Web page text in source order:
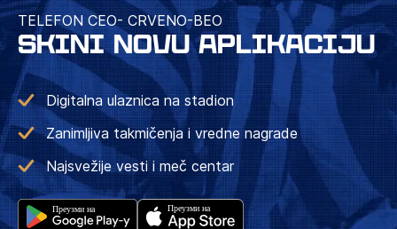
TELEFON CEO- CRVENO-BEO
SKINI NOVU APLIKACIJU
Digitalna ulaznica na stadion
Zanimljiva takmičenja i vredne nagrade
Najsvežije vesti i meč centar